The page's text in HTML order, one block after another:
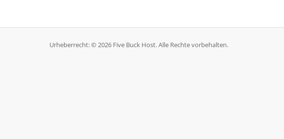
Urheberrecht: © 2026 Five Buck Host. Alle Rechte vorbehalten.